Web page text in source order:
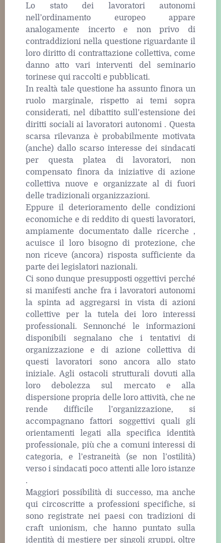
Lo stato dei lavoratori autonomi
nell’ordinamento europeo appare
analogamente incerto e non privo di
contraddizioni nella questione riguardante il
loro diritto di contrattazione collettiva, come
danno atto vari interventi del seminario
torinese qui raccolti e pubblicati.
In realtà tale questione ha assunto finora un
ruolo marginale, rispetto ai temi sopra
considerati, nel dibattito sull’estensione dei
diritti sociali ai lavoratori autonomi . Questa
scarsa rilevanza è probabilmente motivata
(anche) dallo scarso interesse dei sindacati
per questa platea di lavoratori, non
compensato finora da iniziative di azione
collettiva nuove e organizzate al di fuori
delle tradizionali organizzazioni.
Eppure il deterioramento delle condizioni
economiche e di reddito di questi lavoratori,
ampiamente documentato dalle ricerche ,
acuisce il loro bisogno di protezione, che
non riceve (ancora) risposta sufficiente da
parte dei legislatori nazionali.
Ci sono dunque presupposti oggettivi perché
si manifesti anche fra i lavoratori autonomi
la spinta ad aggregarsi in vista di azioni
collettive per la tutela dei loro interessi
professionali. Sennonché le informazioni
disponibili segnalano che i tentativi di
organizzazione e di azione collettiva di
questi lavoratori sono ancora allo stato
iniziale. Agli ostacoli strutturali dovuti alla
loro debolezza sul mercato e alla
dispersione propria delle loro attività, che ne
rende difficile l’organizzazione, si
accompagnano fattori soggettivi quali gli
orientamenti legati alla specifica identità
professionale, più che a comuni interessi di
categoria, e l’estraneità (se non l’ostilità)
verso i sindacati poco attenti alle loro istanze
.
Maggiori possibilità di successo, ma anche
qui circoscritte a professioni specifiche, si
sono registrate nei paesi con tradizioni di
craft unionism, che hanno puntato sulla
identità di mestiere per singoli gruppi, oltre